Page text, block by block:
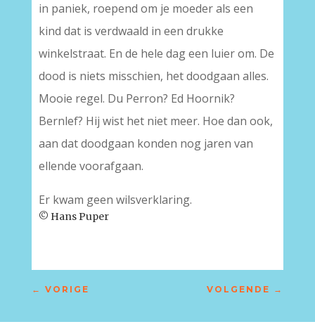
in paniek, roepend om je moeder als een
kind dat is verdwaald in een drukke
winkelstraat. En de hele dag een luier om. De
dood is niets misschien, het doodgaan alles.
Mooie regel. Du Perron? Ed Hoornik?
Bernlef? Hij wist het niet meer. Hoe dan ook,
aan dat doodgaan konden nog jaren van
ellende voorafgaan.
Er kwam geen wilsverklaring.
© Hans Puper
← VORIGE VOLGENDE →